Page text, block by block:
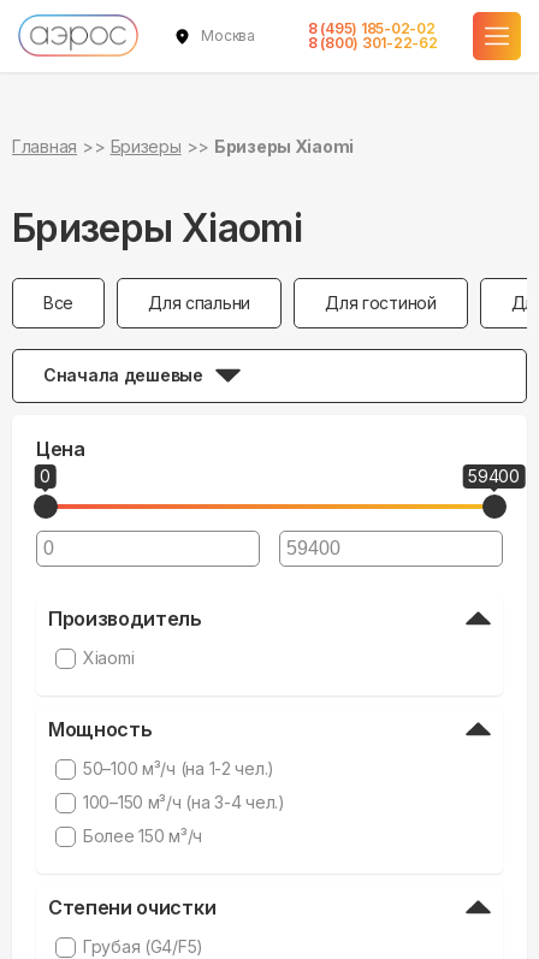
Москва
8 (495) 185-02-02
8 (800) 301-22-62
Главная Бризеры Бризеры Xiaomi
Бризеры Xiaomi
Все Для спальни Для гостиной
Сначала дешевые
Цена
0 59400
Производитель
Xiaomi
Мощность
50–100 м³/ч (на 1-2 чел.)
100–150 м³/ч (на 3-4 чел.)
Более 150 м³/ч
Степени очистки
Грубая (G4/F5)